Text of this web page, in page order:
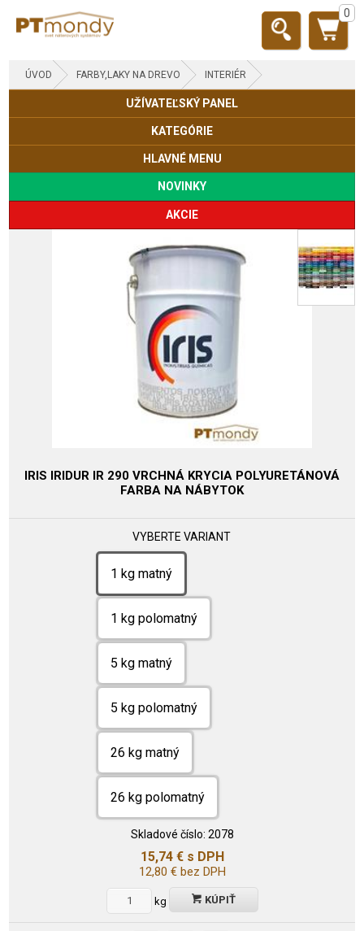
0
ÚVOD FARBY,LAKY NA DREVO INTERIÉR
UŽÍVATEĽSKÝ PANEL
KATEGÓRIE
HLAVNÉ MENU
NOVINKY
AKCIE
IRIS IRIDUR IR 290 VRCHNÁ KRYCIA POLYURETÁNOVÁ
FARBA NA NÁBYTOK
VYBERTE VARIANT
1 kg matný
1 kg polomatný
5 kg matný
5 kg polomatný
26 kg matný
26 kg polomatný
Skladové číslo: 2078
15,74 €s DPH
12,80 €bez DPH
kg KÚPIŤ